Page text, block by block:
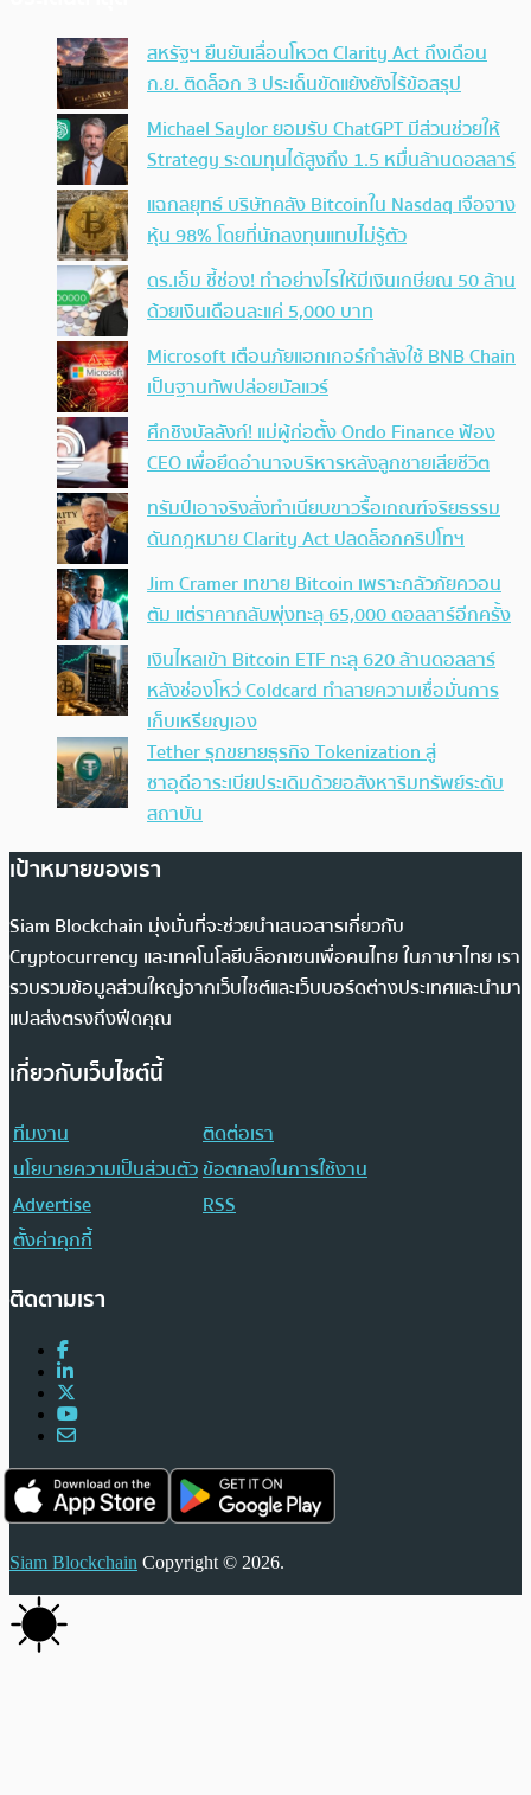
สหรัฐฯ ยืนยันเลื่อนโหวต Clarity Act ถึงเดือน
ก.ย. ติดล็อก 3 ประเด็นขัดแย้งยังไร้ข้อสรุป
Michael Saylor ยอมรับ ChatGPT มีส่วนช่วยให้
Strategy ระดมทุนได้สูงถึง 1.5 หมื่นล้านดอลลาร์
แฉกลยุทธ์ บริษัทคลัง Bitcoinใน Nasdaq เจือจาง
หุ้น 98% โดยที่นักลงทุนแทบไม่รู้ตัว
ดร.เอ็ม ชี้ช่อง! ทำอย่างไรให้มีเงินเกษียณ 50 ล้าน
ด้วยเงินเดือนละแค่ 5,000 บาท
Microsoft เตือนภัยแฮกเกอร์กำลังใช้ BNB Chain
เป็นฐานทัพปล่อยมัลแวร์
ศึกชิงบัลลังก์! แม่ผู้ก่อตั้ง Ondo Finance ฟ้อง
CEO เพื่อยึดอำนาจบริหารหลังลูกชายเสียชีวิต
ทรัมป์เอาจริง สั่งทำเนียบขาวรื้อเกณฑ์จริยธรรม
ดันกฎหมาย Clarity Act ปลดล็อกคริปโทฯ
Jim Cramer เทขาย Bitcoin เพราะกลัวภัยควอน
ตัม แต่ราคากลับพุ่งทะลุ 65,000 ดอลลาร์อีกครั้ง
เงินไหลเข้า Bitcoin ETF ทะลุ 620 ล้านดอลลาร์
หลังช่องโหว่ Coldcard ทำลายความเชื่อมั่นการ
เก็บเหรียญเอง
Tether รุกขยายธุรกิจ Tokenization สู่
ซาอุดีอาระเบียประเดิมด้วยอสังหาริมทรัพย์ระดับ
สถาบัน
เป้าหมายของเรา
Siam Blockchain มุ่งมั่นที่จะช่วยนำเสนอสารเกี่ยวกับ
Cryptocurrency และเทคโนโลยีบล็อกเชนเพื่อคนไทย ในภาษาไทย เรา
รวบรวมข้อมูลส่วนใหญ่จากเว็บไซต์และเว็บบอร์ดต่างประเทศและนำมา
แปลส่งตรงถึงฟีดคุณ
เกี่ยวกับเว็บไซต์นี้
ทีมงาน
ติดต่อเรา
นโยบายความเป็นส่วนตัวข้อตกลงในการใช้งาน
Advertise
RSS
ตั้งค่าคุกกี้
ติดตามเรา
Siam Blockchain Copyright © 2026.